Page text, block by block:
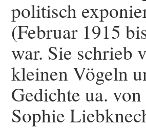
politisch
(Februar 1915
war. Sie schrieb
kleinen Vögeln
Gedichte ua.
Sophie